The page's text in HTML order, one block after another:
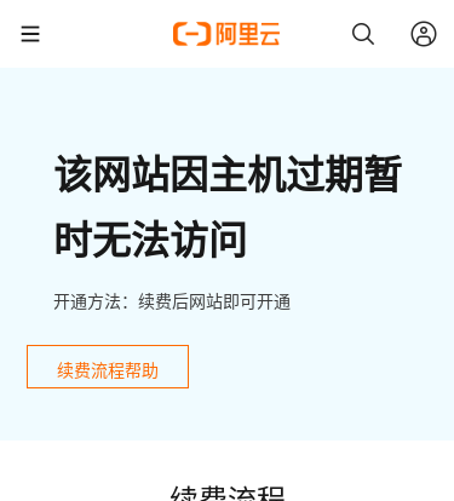
该网站因主机过期暂
时无法访问
开通方法：续费后网站即可开通
续费流程帮助